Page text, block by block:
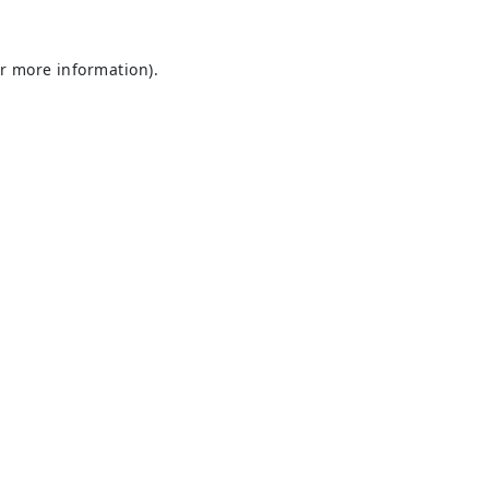
more information).